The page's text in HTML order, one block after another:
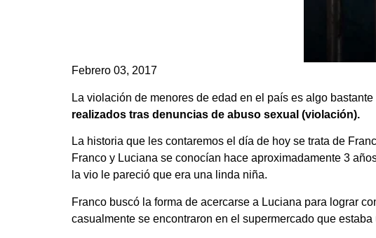
Febrero 03, 2017
La violación de menores de edad en el país es algo
realizados tras denuncias de abuso sexual (violación).
La historia que les contaremos el día de hoy se trata de
Franco y Luciana se conocían hace aproximadamente 3
la vio le pareció que era una linda niña.
Franco buscó la forma de acercarse a Luciana para lograr
casualmente se encontraron en el supermercado que